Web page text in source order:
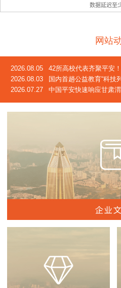
网站
2026.08.05
42所高校代表齐聚平安！中国平
2026.08.03
国内首趟公益教育“科技列车”发车！中国
2026.07.27
中国平安快速响应甘肃渭源景区洪灾